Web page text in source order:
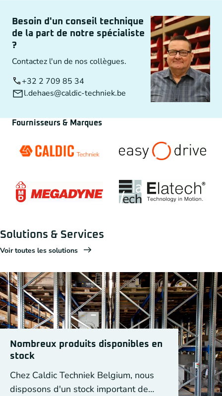
Besoin d'un conseil technique
de la part de notre spécialiste
?
Contactez l'un de nos collègues.
+32 2 709 85 34
l.dehaes@caldic-techniek.be
Fournisseurs & Marques
Solutions & Services
Voir toutes les solutions
Nombreux produits disponibles en
stock
Chez Caldic Techniek Belgium, nous
disposons d'un stock important de